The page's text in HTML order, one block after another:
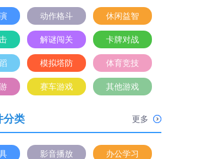
动作格斗 休闲益智
解谜闯关 卡牌对战
模拟塔防 体育竞技
赛车游戏 其他游戏
分类 更多
影音播放 办公学习